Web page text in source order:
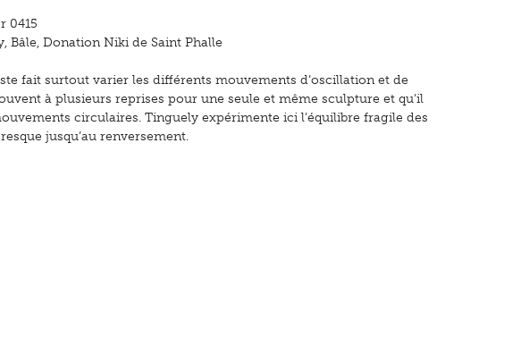
0415
Bâle, Donation Niki de Saint Phalle
fait surtout varier les différents mouvements d’oscillation et de
à plusieurs reprises pour une seule et même sculpture et qu’il
circulaires. Tinguely expérimente ici l’équilibre fragile des
jusqu’au renversement.